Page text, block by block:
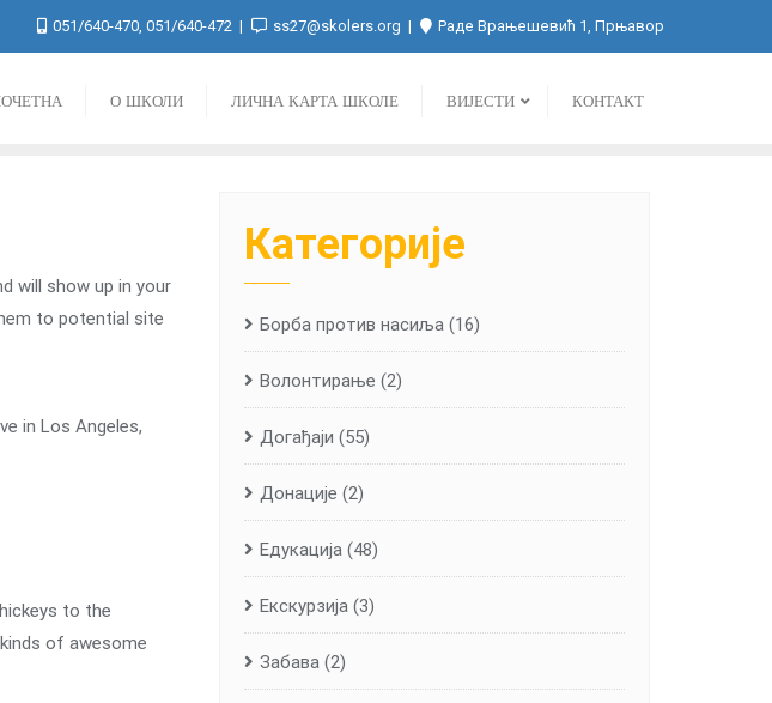
051/640-470, 051/640-472 ss27@skolers.org Раде Врањешевић 1, Прњавор
О ШКОЛИ ЛИЧНА КАРТА ШКОЛЕ ВИЈЕСТИ КОНТАКТ
will show up in your
to potential site
in Los Angeles,
to the
of awesome
Категорије
Борба против насиља (16)
Волонтирање (2)
Догађаји (55)
Донације (2)
Едукација (48)
Екскурзија (3)
Забава (2)